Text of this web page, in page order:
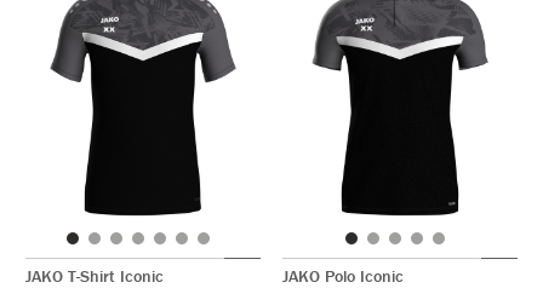
JAKO T-Shirt Iconic
JAKO Polo Iconic